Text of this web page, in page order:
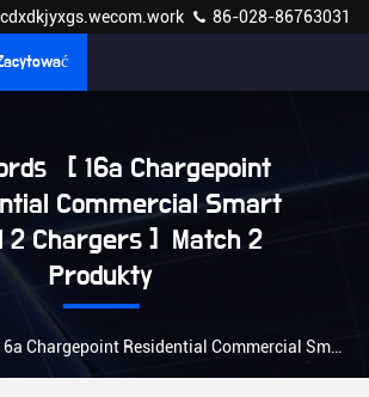
86-028-86763031
[ 16a Chargepoint
Commercial Smart
2 Chargers ] Match 2
Produkty
16a Chargepoint Residential Commercial Smart Level 2 Chargers Online Manufacturer